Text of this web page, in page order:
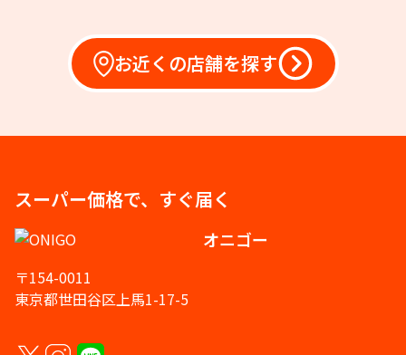
お近くの店舗を探す
スーパー価格で、すぐ届く
オニゴー
〒154-0011
東京都世田谷区上馬1-17-5